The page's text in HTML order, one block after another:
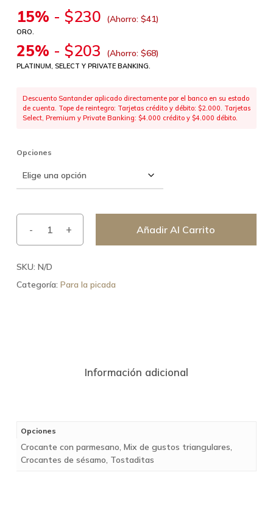
15% - $230 (Ahorro: $41)
ORO.
25% - $203 (Ahorro: $68)
PLATINUM, SELECT Y PRIVATE BANKING.
Descuento Santander aplicado directamente por el banco en su estado
de cuenta. Tope de reintegro: Tarjetas crédito y débito: $2.000. Tarjetas
Select, Premium y Private Banking: $4.000 crédito y $4.000 débito.
Opciones
Añadir Al Carrito
SKU: N/D
Categoría: Para la picada
Información adicional
Opciones
Crocante con parmesano, Mix de gustos triangulares,
Crocantes de sésamo, Tostaditas